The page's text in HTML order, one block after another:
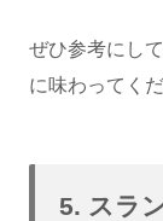
ぜひ参考にし
に味わってくだ
5. スラ